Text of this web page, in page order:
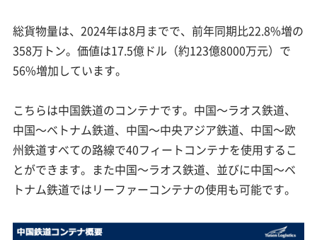
総貨物量は、2024年は8月までで、前年同期比22.8%増の
358万トン。価値は17.5億ドル（約123億8000万元）で
56%増加しています。
こちらは中国鉄道のコンテナです。中国～ラオス鉄道、
中国～ベトナム鉄道、中国～中央アジア鉄道、中国～欧
州鉄道すべての路線で40フィートコンテナを使用するこ
とができます。また中国～ラオス鉄道、並びに中国～ベ
トナム鉄道ではリーファーコンテナの使用も可能です。